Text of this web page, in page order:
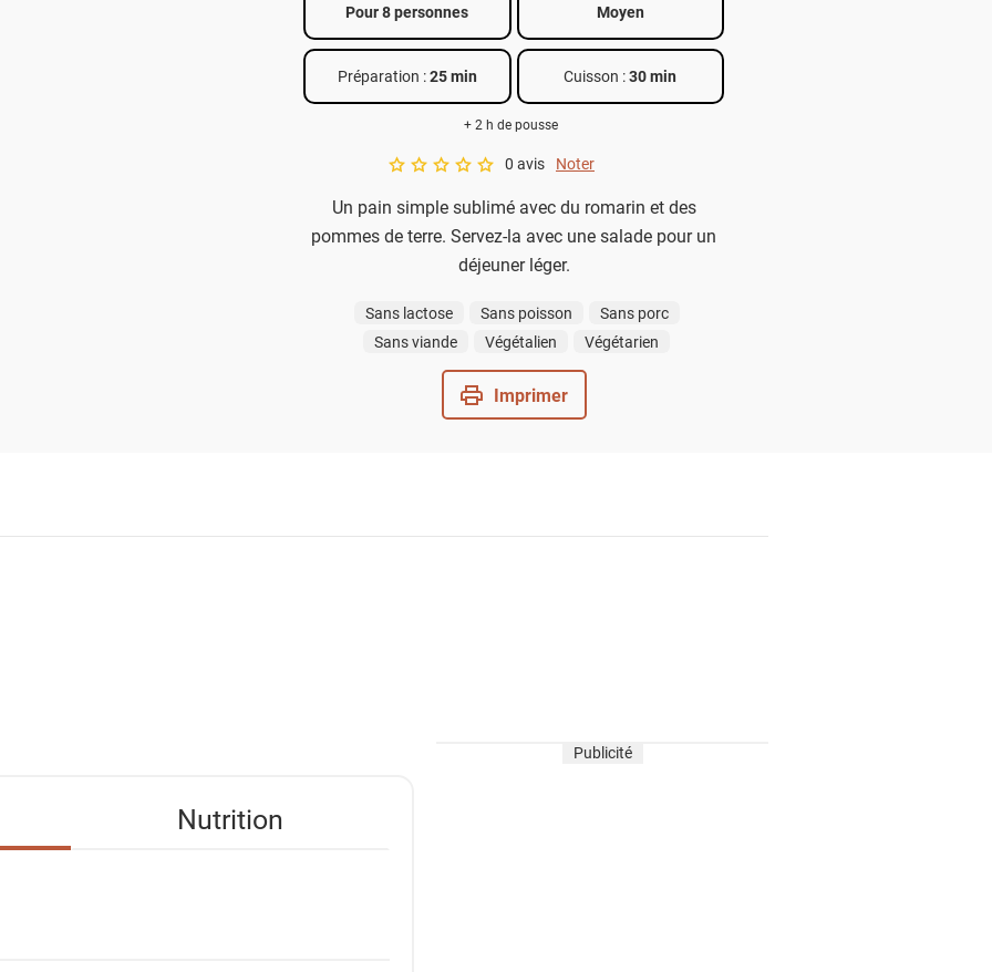
Pour 8 personnes Moyen
Préparation :25 min Cuisson :30 min
+ 2 h de pousse
A star rating of 0 out of 5.
0 avis Noter
Un pain simple sublimé avec du romarin et des
pommes de terre. Servez-la avec une salade pour un
déjeuner léger.
Sans lactose Sans poisson
Sans porc
Sans viande
Végétalien Végétarien
Imprimer
Nutrition
Publicité